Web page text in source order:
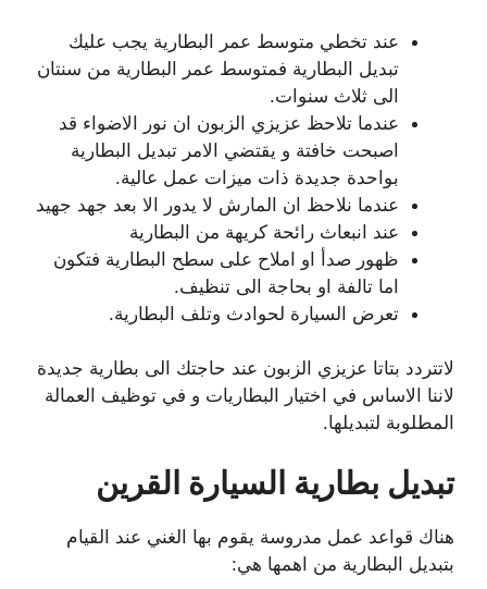
عند تخطي متوسط عمر البطارية يجب عليك
تبديل البطارية فمتوسط عمر البطارية من سنتان
الى ثلاث سنوات.
عندما تلاحظ عزيزي الزبون ان نور الاضواء قد
اصبحت خافتة و يقتضي الامر تبديل البطارية
بواحدة جديدة ذات ميزات عمل عالية.
عندما نلاحظ ان المارش لا يدور الا بعد جهد جهيد
عند انبعاث رائحة كريهة من البطارية
ظهور صدأ او املاح على سطح البطارية فتكون
اما تالفة او بحاجة الى تنظيف.
تعرض السيارة لحوادث وتلف البطارية.
لاتتردد بتاتا عزيزي الزبون عند حاجتك الى بطارية جديدة
لاننا الاساس في اختيار البطاريات و في توظيف العمالة
المطلوبة لتبديلها.
تبديل بطارية السيارة القرين
هناك قواعد عمل مدروسة يقوم بها الغني عند القيام
بتبديل البطارية من اهمها هي: